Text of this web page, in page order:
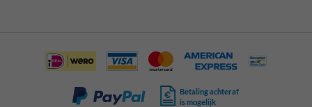
Betaling achteraf
is mogelijk